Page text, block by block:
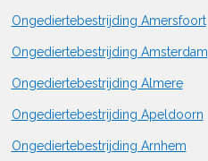
Ongediertebestrijding Amersfoort
Ongediertebestrijding Amsterdam
Ongediertebestrijding Almere
Ongediertebestrijding Apeldoorn
Ongediertebestrijding Arnhem